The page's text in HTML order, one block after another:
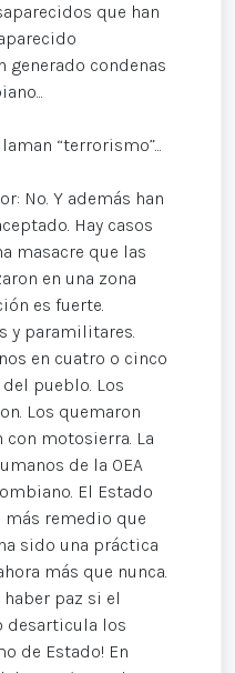
que han
generado condenas
“terrorismo”...
No. Y además han
Hay casos
masacre que las
en una zona
es fuerte.
y paramilitares.
en cuatro o cinco
pueblo. Los
Los quemaron
motosierra. La
de la OEA
El Estado
remedio que
sido una práctica
más que nunca.
haber paz si el
desarticula los
de Estado! En